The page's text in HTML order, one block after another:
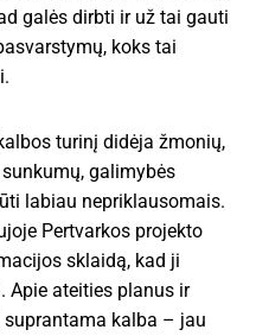
galės dirbti ir už tai gauti
koks tai
turinį didėja žmonių,
galimybės
labiau nepriklausomais.
Pertvarkos projekto
sklaidą, kad ji
Apie ateities planus ir
kalba – jau